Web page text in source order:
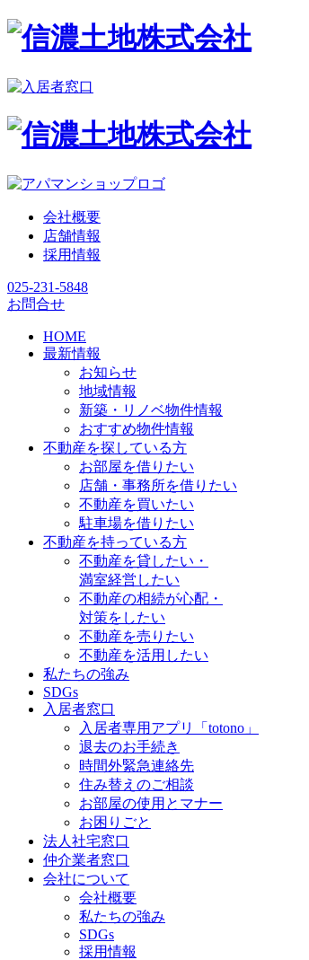
会社概要
店舗情報
採用情報
025-231-5848
お問合せ
HOME
最新情報
お知らせ
地域情報
新築・リノベ物件情報
おすすめ物件情報
不動産を探している方
お部屋を借りたい
店舗・事務所を借りたい
不動産を買いたい
駐車場を借りたい
不動産を持っている方
不動産を貸したい・
満室経営したい
不動産の相続が心配・
対策をしたい
不動産を売りたい
不動産を活用したい
私たちの強み
SDGs
入居者窓口
入居者専用アプリ「totono」
退去のお手続き
時間外緊急連絡先
住み替えのご相談
お部屋の使用とマナー
お困りごと
法人社宅窓口
仲介業者窓口
会社について
会社概要
私たちの強み
SDGs
採用情報